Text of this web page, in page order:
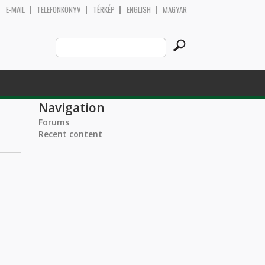
E-MAIL TELEFONKÖNYV TÉRKÉP ENGLISH MAGYAR
Search
this
site
Navigation
Forums
Recent content